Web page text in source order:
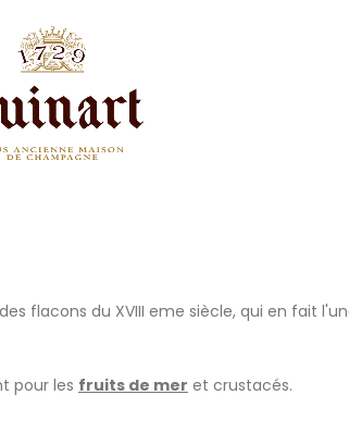
flacons du XVIII eme siècle, qui en fait
pour les fruits de mer et crustacés.